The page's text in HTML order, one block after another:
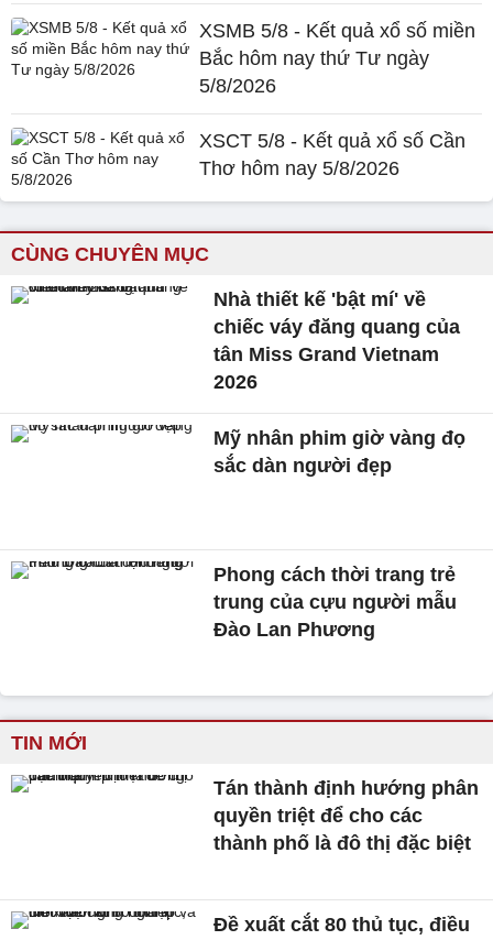
XSMB 5/8 - Kết quả xổ số miền
Bắc hôm nay thứ Tư ngày
5/8/2026
XSCT 5/8 - Kết quả xổ số Cần
Thơ hôm nay 5/8/2026
CÙNG CHUYÊN MỤC
Nhà thiết kế 'bật mí' về
chiếc váy đăng quang của
tân Miss Grand Vietnam
2026
Mỹ nhân phim giờ vàng đọ
sắc dàn người đẹp
Phong cách thời trang trẻ
trung của cựu người mẫu
Đào Lan Phương
TIN MỚI
Tán thành định hướng phân
quyền triệt để cho các
thành phố là đô thị đặc biệt
Đề xuất cắt 80 thủ tục, điều